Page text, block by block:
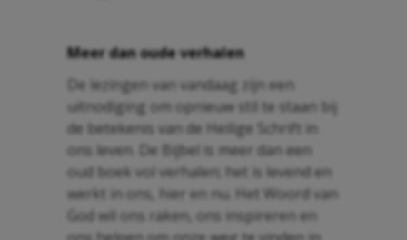
Meer dan oude verhalen
De lezingen van vandaag zijn een
uitnodiging om opnieuw stil te staan bij
de betekenis van de Heilige Schrift in
ons leven. De Bijbel is meer dan een
oud boek vol verhalen; het is levend en
werkt in ons, hier en nu. Het Woord van
God wil ons raken, ons inspireren en